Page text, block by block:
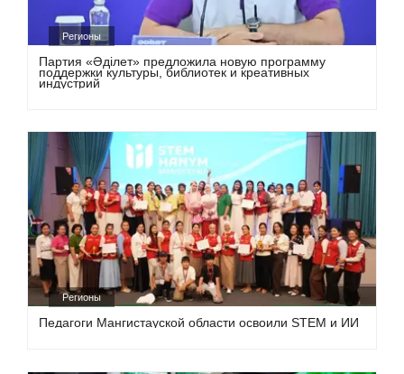
Регионы
Партия «Әділет» предложила новую программу
поддержки культуры, библиотек и креативных
индустрий
Регионы
Педагоги Мангистауской области освоили STEM и ИИ